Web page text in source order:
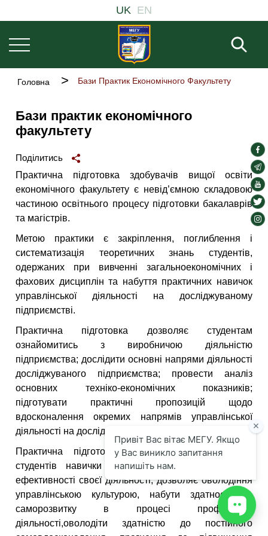
до
основного
вмісту
навіґація
UK EN
Рядок
Головна Бази Практик Економічного Факультету
Бази практик економічного
факультету
Поділитись
Практична підготовка здобувачів вищої освіти
економічного факультету є невід’ємною складовою
частиною освітнього процесу підготовки бакалаврів
та магістрів.
Метою практики є закріплення, поглиблення і
систематизація теоретичних знань студентів,
одержаних при вивченні загальноекономічних і
фахових дисциплін та набуття практичних навичок
управлінської діяльності на досліджуваному
підприємстві.
Практична підготовка дозволяє студентам
ознайомитись з виробничою діяльністю
підприємства; дослідити основні напрями діяльності
досліджуваного підприємства; провести аналіз
основних техніко-економічних показників;
підготувати практичні пропозицій щодо
вдосконалення окремих напрямів управлінської
діяльності на досліджуваному підприємстві.
Практична підготовка дозволяє сформувати у
студентів навички постійного підвищення рівня
ефективності своєї діяльності, дозволяє оволодіння
управлінською культурою, набути здатності до
саморозвитку в процесі професійної
діяльності,оволодіти здатністю до постійного